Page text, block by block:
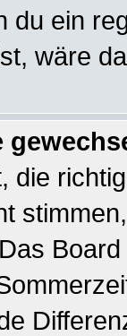
du ein
wäre
die